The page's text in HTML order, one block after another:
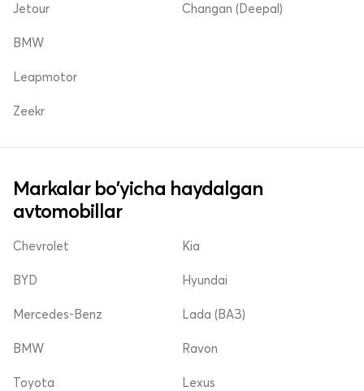
Jetour Changan (Deepal)
BMW
Leapmotor
Zeekr
Markalar bo'yicha haydalgan
avtomobillar
Chevrolet
BYD
Mercedes-Benz
Kia
Hyundai
Lada (ВАЗ)
BMW
Toyota
Ravon
Lexus